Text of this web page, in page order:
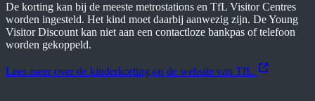
De korting kan bij de meeste metrostations en TfL Visitor Centres
worden ingesteld. Het kind moet daarbij aanwezig zijn. De Young
Visitor Discount kan niet aan een contactloze bankpas of telefoon
worden gekoppeld.
Lees meer over de kinderkorting op de website van TfL.